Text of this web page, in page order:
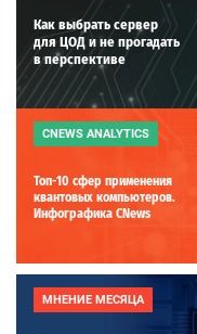
Как выбрать сервер
для ЦОД и не прогадать
в перспективе
CNEWS ANALYTICS
Топ-10 сфер применения
квантовых компьютеров.
Инфографика CNews
МНЕНИЕ МЕСЯЦА